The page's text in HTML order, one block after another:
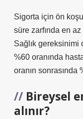
Sigorta için ön
süre zarfında en
Sağlık
%60 oranında
oranın sonrasında
Bireysel
alınır?